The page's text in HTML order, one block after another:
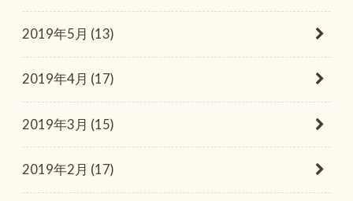
2019年5月 (13)
2019年4月 (17)
2019年3月 (15)
2019年2月 (17)